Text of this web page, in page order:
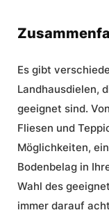
Es gibt
Landhausdielen,
geeignet sind.
Fliesen und
Möglichkeiten,
Bodenbelag in
Wahl des
immer darauf